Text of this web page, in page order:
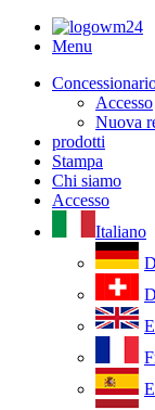
Menu
Accesso
Nuova
prodotti
Stampa
Chi siamo
Accesso
Italiano